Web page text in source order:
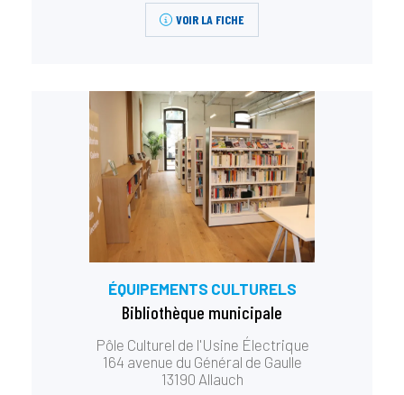
VOIR LA FICHE
ÉQUIPEMENTS CULTURELS
Bibliothèque municipale
Pôle Culturel de l'Usine Électrique
164 avenue du Général de Gaulle
13190 Allauch